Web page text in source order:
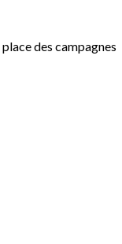
des campagnes